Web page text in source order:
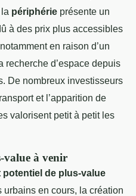
périphérie présente un
à des prix plus accessibles
en raison d’un
recherche d’espace depuis
De nombreux investisseurs
et l’apparition de
valorisent petit à petit les
value à venir
de plus-value
en cours, la création